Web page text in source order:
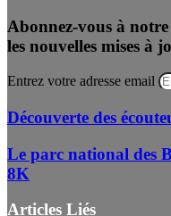
Abonnez-vous à
les nouvelles mises à
Entrez votre adresse email
Découverte des
Le parc national des
8K
Articles Liés